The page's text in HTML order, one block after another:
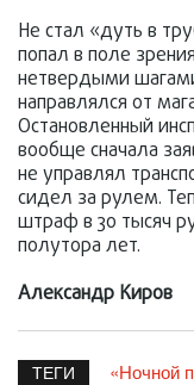
Не стал «дуть в
попал в поле
нетвердыми
направлялся от
Остановленный
вообще сначала
не управлял
сидел за рулем.
штраф в 30 тысяч
полутора лет.
Александр Киров
ТЕГИ «Ночной